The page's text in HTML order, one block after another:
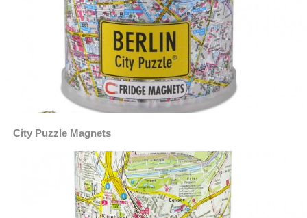
City Puzzle Magnets